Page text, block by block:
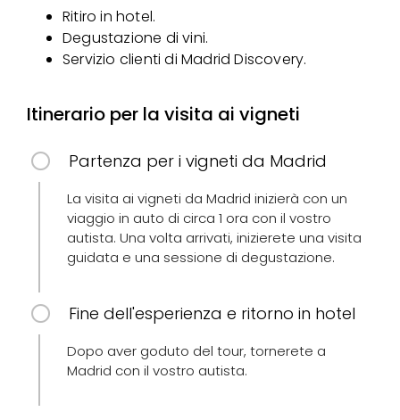
Ritiro in hotel.
Degustazione di vini.
Servizio clienti di Madrid Discovery.
Itinerario per la visita ai vigneti
Partenza per i vigneti da Madrid
La visita ai vigneti da Madrid inizierà con un
viaggio in auto di circa 1 ora con il vostro
autista. Una volta arrivati, inizierete una visita
guidata e una sessione di degustazione.
Fine dell'esperienza e ritorno in hotel
Dopo aver goduto del tour, tornerete a
Madrid con il vostro autista.